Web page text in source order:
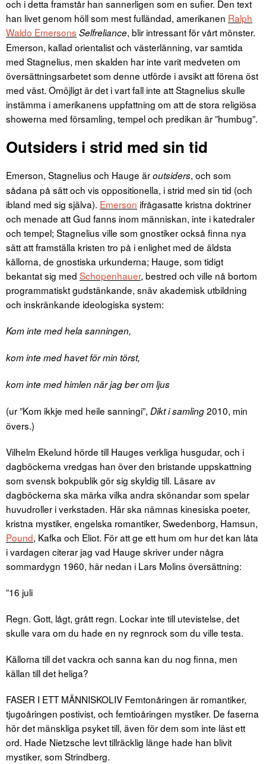
och i detta framstår han sannerligen som en sufier. Den text
han livet genom höll som mest fulländad, amerikanen Ralph
Waldo Emersons Selfreliance, blir intressant för vårt mönster.
Emerson, kallad orientalist och västerlänning, var samtida
med Stagnelius, men skalden har inte varit medveten om
översättningsarbetet som denne utförde i avsikt att förena öst
med väst. Omöjligt är det i vart fall inte att Stagnelius skulle
instämma i amerikanens uppfattning om att de stora religiösa
showerna med församling, tempel och predikan är ”humbug”.
Outsiders i strid med sin tid
Emerson, Stagnelius och Hauge äroutsiders, och som
sådana på sätt och vis oppositionella, i strid med sin tid (och
ibland med sig själva). Emerson ifrågasatte kristna doktriner
och menade att Gud fanns inom människan, inte i katedraler
och tempel; Stagnelius ville som gnostiker också finna nya
sätt att framställa kristen tro på i enlighet med de äldsta
källorna, de gnostiska urkunderna; Hauge, som tidigt
bekantat sig med Schopenhauer, bestred och ville nå bortom
programmatiskt gudstänkande, snäv akademisk utbildning
och inskränkande ideologiska system:
Kom inte med hela sanningen,
kom inte med havet för min törst,
kom inte med himlen när jag ber om ljus
(ur ”Kom ikkje med heile sanningi”, Dikt i samling2010, min
övers.)
Vilhelm Ekelund hörde till Hauges verkliga husgudar, och i
dagböckerna vredgas han över den bristande uppskattning
som svensk bokpublik gör sig skyldig till. Läsare av
dagböckerna ska märka vilka andra skönandar som spelar
huvudroller i verkstaden. Här ska nämnas kinesiska poeter,
kristna mystiker, engelska romantiker, Swedenborg, Hamsun,
Pound, Kafka och Eliot. För att ge ett hum om hur det kan låta
i vardagen citerar jag vad Hauge skriver under några
sommardygn 1960, här nedan i Lars Molins översättning:
”16 juli
Regn. Gott, lågt, grått regn. Lockar inte till utevistelse, det
skulle vara om du hade en ny regnrock som du ville testa.
Källorna till det vackra och sanna kan du nog finna, men
källan till det heliga?
FASER I ETT MÄNNISKOLIV Femtonåringen är romantiker,
tjugoåringen postivist, och femtioåringen mystiker. De faserna
hör det mänskliga psyket till, även för dem som inte läst ett
ord. Hade Nietzsche levt tillräcklig länge hade han blivit
mystiker, som Strindberg.